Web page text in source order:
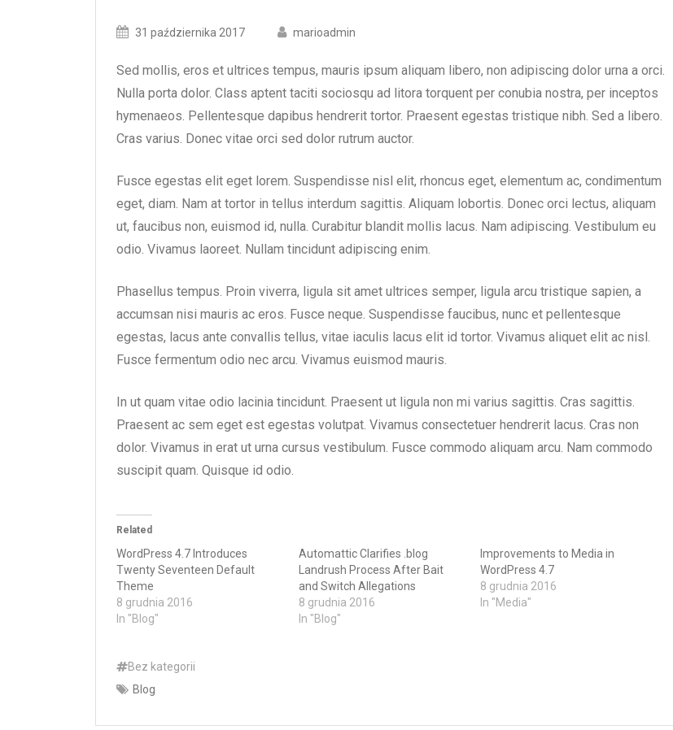
Posted31 października 2017
Posted
marioadmin
Sed mollis, eros et ultrices tempus, mauris ipsum aliquam libero, non adipiscing dolor urna a orci.
Nulla porta dolor. Class aptent taciti sociosqu ad litora torquent per conubia nostra, per inceptos
hymenaeos. Pellentesque dapibus hendrerit tortor. Praesent egestas tristique nibh. Sed a libero.
Cras varius. Donec vitae orci sed dolor rutrum auctor.
Fusce egestas elit eget lorem. Suspendisse nisl elit, rhoncus eget, elementum ac, condimentum
eget, diam. Nam at tortor in tellus interdum sagittis. Aliquam lobortis. Donec orci lectus, aliquam
ut, faucibus non, euismod id, nulla. Curabitur blandit mollis lacus. Nam adipiscing. Vestibulum eu
odio. Vivamus laoreet. Nullam tincidunt adipiscing enim.
Phasellus tempus. Proin viverra, ligula sit amet ultrices semper, ligula arcu tristique sapien, a
accumsan nisi mauris ac eros. Fusce neque. Suspendisse faucibus, nunc et pellentesque
egestas, lacus ante convallis tellus, vitae iaculis lacus elit id tortor. Vivamus aliquet elit ac nisl.
Fusce fermentum odio nec arcu. Vivamus euismod mauris.
In ut quam vitae odio lacinia tincidunt. Praesent ut ligula non mi varius sagittis. Cras sagittis.
Praesent ac sem eget est egestas volutpat. Vivamus consectetuer hendrerit lacus. Cras non
dolor. Vivamus in erat ut urna cursus vestibulum. Fusce commodo aliquam arcu. Nam commodo
suscipit quam. Quisque id odio.
Related
WordPress 4.7 Introduces
Twenty Seventeen Default
Theme
8 grudnia 2016
In "Blog"
Automattic Clarifies .blog
Landrush Process After Bait
and Switch Allegations
8 grudnia 2016
In "Blog"
Improvements to Media in
WordPress 4.7
8 grudnia 2016
In "Media"
Bez kategorii
Blog